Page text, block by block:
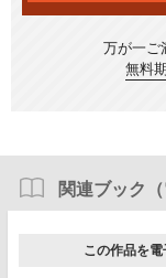
万が一ご
無料
関連ブック（
この作品を